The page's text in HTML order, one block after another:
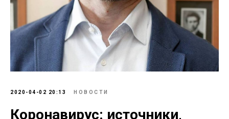
2020-04-02 20:13 НОВОСТИ
Коронавирус: источники,